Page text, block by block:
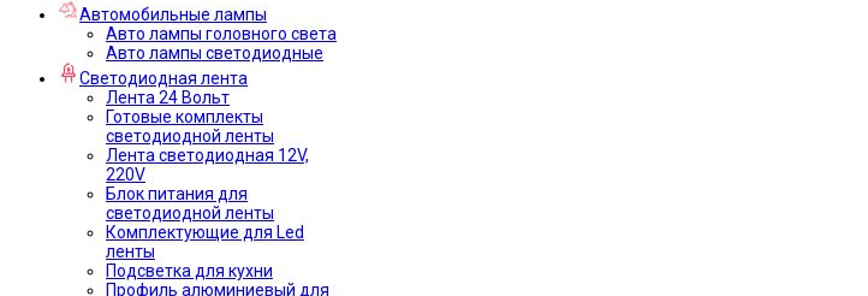
Автомобильные лампы
Авто лампы головного света
Авто лампы светодиодные
Светодиодная лента
Лента 24 Вольт
Готовые комплекты
светодиодной ленты
Лента светодиодная 12V,
220V
Блок питания для
светодиодной ленты
Комплектующие для Led
ленты
Подсветка для кухни
Профиль алюминиевый для